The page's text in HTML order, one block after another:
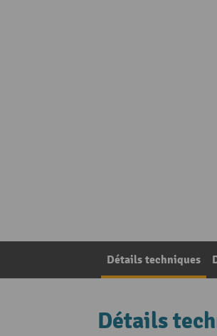
Détails techniques
Détails